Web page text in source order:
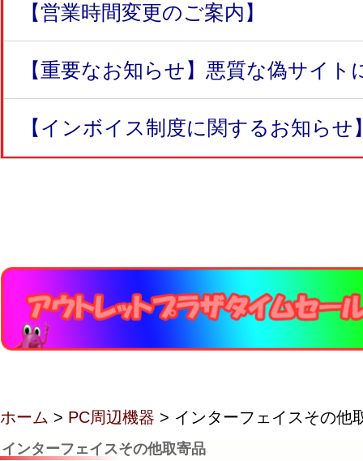
【営業時間変更のご案内】
【重要なお知らせ】悪質な偽サイト
【インボイス制度に関するお知らせ
ホーム > PC周辺機器 > インターフェイスその他
インターフェイスその他取寄品